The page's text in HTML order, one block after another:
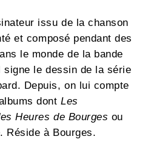
issu de la chanson
et composé pendant des
le monde de la bande
signe le dessin de la série
Depuis, on lui compte
dontLes
Heures de Bourges ou
. Réside à Bourges.